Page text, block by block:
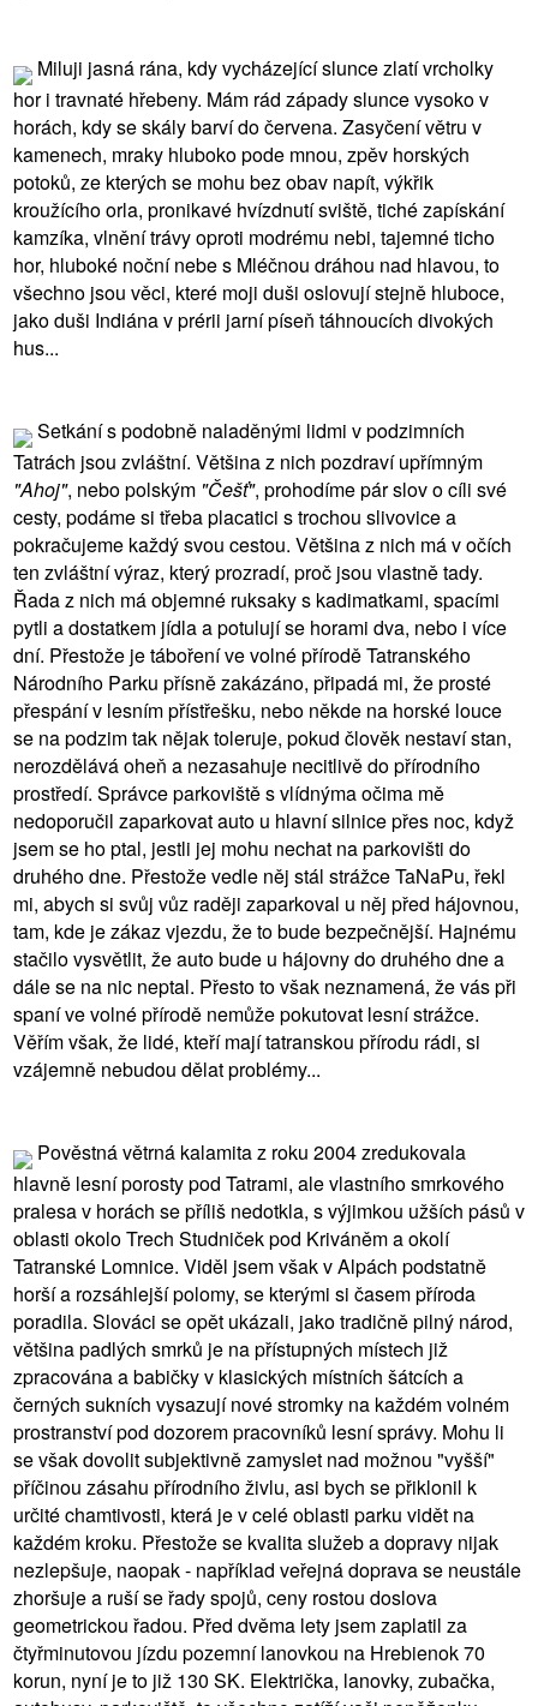
Miluji jasná rána, kdy vycházející slunce zlatí vrcholky
hor i travnaté hřebeny. Mám rád západy slunce vysoko v
horách, kdy se skály barví do červena. Zasyčení větru v
kamenech, mraky hluboko pode mnou, zpěv horských
potoků, ze kterých se mohu bez obav napít, výkřik
kroužícího orla, pronikavé hvízdnutí sviště, tiché zapískání
kamzíka, vlnění trávy oproti modrému nebi, tajemné ticho
hor, hluboké noční nebe s Mléčnou dráhou nad hlavou, to
všechno jsou věci, které moji duši oslovují stejně hluboce,
jako duši Indiána v prérii jarní píseň táhnoucích divokých
hus...
Setkání s podobně naladěnými lidmi v podzimních
Tatrách jsou zvláštní. Většina z nich pozdraví upřímným
"Ahoj", nebo polským "Češť", prohodíme pár slov o cíli své
cesty, podáme si třeba placatici s trochou slivovice a
pokračujeme každý svou cestou. Většina z nich má v očích
ten zvláštní výraz, který prozradí, proč jsou vlastně tady.
Řada z nich má objemné ruksaky s kadimatkami, spacími
pytli a dostatkem jídla a potulují se horami dva, nebo i více
dní. Přestože je táboření ve volné přírodě Tatranského
Národního Parku přísně zakázáno, připadá mi, že prosté
přespání v lesním přístřešku, nebo někde na horské louce
se na podzim tak nějak toleruje, pokud člověk nestaví stan,
nerozdělává oheň a nezasahuje necitlivě do přírodního
prostředí. Správce parkoviště s vlídnýma očima mě
nedoporučil zaparkovat auto u hlavní silnice přes noc, když
jsem se ho ptal, jestli jej mohu nechat na parkovišti do
druhého dne. Přestože vedle něj stál strážce TaNaPu, řekl
mi, abych si svůj vůz raději zaparkoval u něj před hájovnou,
tam, kde je zákaz vjezdu, že to bude bezpečnější. Hajnému
stačilo vysvětlit, že auto bude u hájovny do druhého dne a
dále se na nic neptal. Přesto to však neznamená, že vás při
spaní ve volné přírodě nemůže pokutovat lesní strážce.
Věřím však, že lidé, kteří mají tatranskou přírodu rádi, si
vzájemně nebudou dělat problémy...
Pověstná větrná kalamita z roku 2004 zredukovala
hlavně lesní porosty pod Tatrami, ale vlastního smrkového
pralesa v horách se příliš nedotkla, s výjimkou užších pásů v
oblasti okolo Trech Studniček pod Kriváněm a okolí
Tatranské Lomnice. Viděl jsem však v Alpách podstatně
horší a rozsáhlejší polomy, se kterými si časem příroda
poradila. Slováci se opět ukázali, jako tradičně pilný národ,
většina padlých smrků je na přístupných místech již
zpracována a babičky v klasických místních šátcích a
černých sukních vysazují nové stromky na každém volném
prostranství pod dozorem pracovníků lesní správy. Mohu li
se však dovolit subjektivně zamyslet nad možnou "vyšší"
příčinou zásahu přírodního živlu, asi bych se přiklonil k
určité chamtivosti, která je v celé oblasti parku vidět na
každém kroku. Přestože se kvalita služeb a dopravy nijak
nezlepšuje, naopak - například veřejná doprava se neustále
zhoršuje a ruší se řady spojů, ceny rostou doslova
geometrickou řadou. Před dvěma lety jsem zaplatil za
čtyřminutovou jízdu pozemní lanovkou na Hrebienok 70
korun, nyní je to již 130 SK. Električka, lanovky, zubačka,